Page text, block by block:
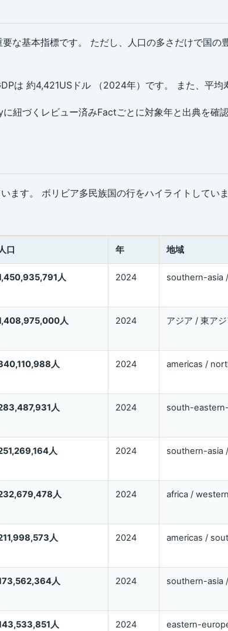
な基本指標です。 ただし、人口の多さだけで国の
は 約4,421USドル （2024年）です。 また、平均
紐づくレビュー済みFactごとに対象年と出典を確認
す。 ボリビア多民族国の行をハイライトしていま
口 年 地域
人 2024 southern-asia
人 2024 アジア / 東ア
人 2024 americas /
人 2024 south-
人 2024 southern-asia
人 2024 africa /
人 2024 americas /
人 2024 southern-asia
人 2024 eastern-